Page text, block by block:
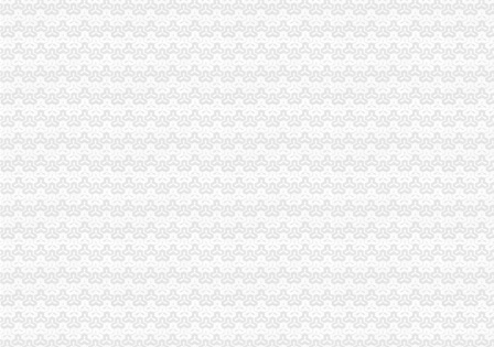
渝贤财务_汇博人才网
景德镇乐平资产评估公司|景德镇乐平资产评估-景德镇乐平酷易搜
【重庆一心财务咨询有限公司招聘_新招聘信息】-前程无忧官方招聘
渝中区代账公司流程
桐君阁：关于召开公司2013年年度股东大会的通知_证券之星
[年报]重庆路桥：2011年年度报告-[中财网]
金融及其他服务业岗位需求-两江新区官网
重庆联合产权交易所项目公告专栏-搜狐滚动
关于横竖-重庆横竖房地产顾问有限公司
恒天天鹅股份有限公司关于控股股东拟协议转让公司部分股份公开征
东西湖代账公司流程及费用-中介代理-番禺社区网
重庆渝中区重庆代帐公司工商行政管理的主要方法-直辖市重庆工商信息
僵尸车-搜百科
：重庆百货2013年年报（修订版）_交易所公告_市场_中金在线
渝中区代账公司